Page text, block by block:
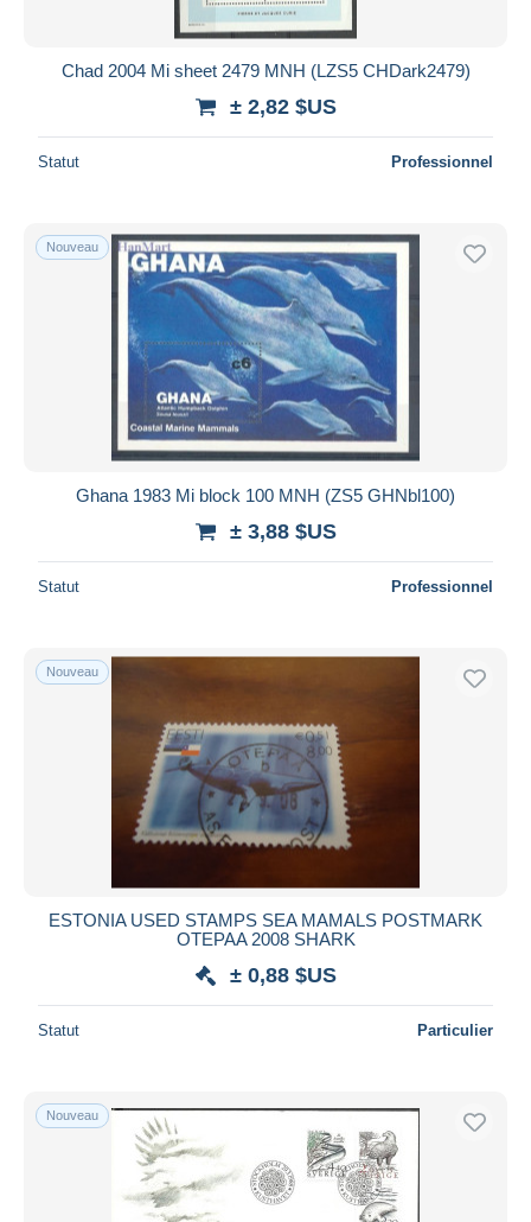
Chad 2004 Mi sheet 2479 MNH (LZS5 CHDark2479)
± 2,82 $US
Statut Professionnel
Nouveau
Ghana 1983 Mi block 100 MNH (ZS5 GHNbl100)
± 3,88 $US
Statut Professionnel
Nouveau
ESTONIA USED STAMPS SEA MAMALS POSTMARK
OTEPAA 2008 SHARK
± 0,88 $US
Statut Particulier
Nouveau